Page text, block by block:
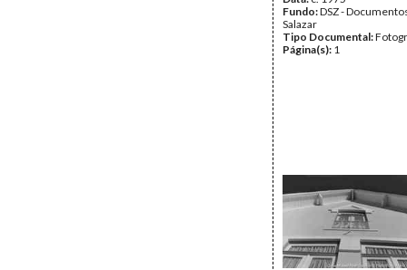
Fundo:DSZ -
Salazar
Tipo Documental:
Página(s): 1